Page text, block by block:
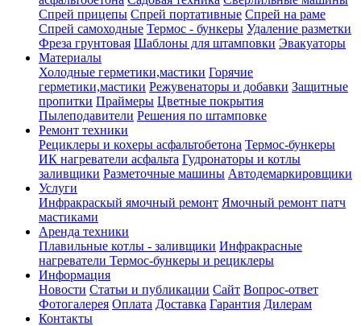
Спрей прицепы Спрей портативные Спрей на раме
Спрей самоходные Термос - бункеры Удаление разметки
Фреза грунтовая Шаблоны для штамповки Эвакуаторы
Материалы
Холодные герметики,мастики Горячие
герметики,мастики Режувенаторы и добавки Защитные
пропитки Праймеры Цветные покрытия
Пылеподавители Решения по штамповке
Ремонт техники
Рециклеры и кохеры асфальтобетона Термос-бункеры
ИК нагреватели асфальта Гудронаторы и котлы
заливщики Разметочные машины Автодемаркировщики
Услуги
Инфракраскый ямочный ремонт Ямочный ремонт патч
мастиками
Аренда техники
Плавильные котлы - заливщики Инфракрасные
нагреватели Термос-бункеры и рециклеры
Информация
Новости Статьи и публикации Сайт Вопрос-ответ
Фотогалерея Оплата Доставка Гарантия Дилерам
Контакты